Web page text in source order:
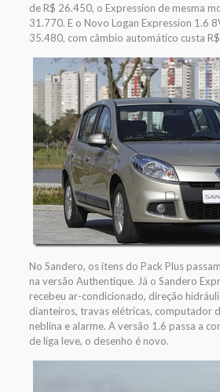
de R$ 26.450, o Expression de mesma
31.770. E o Novo Logan Expression 1.6
35.480, com câmbio automático custa
No Sandero, os itens do Pack Plus
na versão Authentique. Já o Sandero
recebeu ar-condicionado, direção
dianteiros, travas elétricas, computador
neblina e alarme. A versão 1.6 passa a
de liga leve, o desenho é novo.